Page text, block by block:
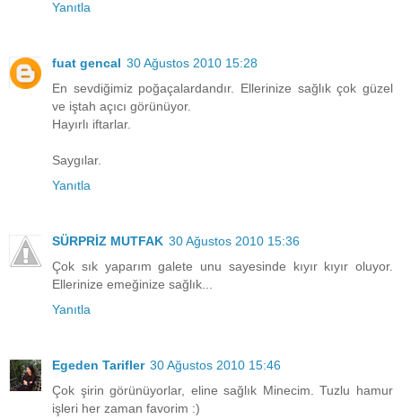
Yanıtla
fuat gencal 30 Ağustos 2010 15:28
En sevdiğimiz poğaçalardandır. Ellerinize sağlık çok güzel
ve iştah açıcı görünüyor.
Hayırlı iftarlar.
Saygılar.
Yanıtla
SÜRPRİZ MUTFAK 30 Ağustos 2010 15:36
Çok sık yaparım galete unu sayesinde kıyır kıyır oluyor.
Ellerinize emeğinize sağlık...
Yanıtla
Egeden Tarifler 30 Ağustos 2010 15:46
Çok şirin görünüyorlar, eline sağlık Minecim. Tuzlu hamur
işleri her zaman favorim :)